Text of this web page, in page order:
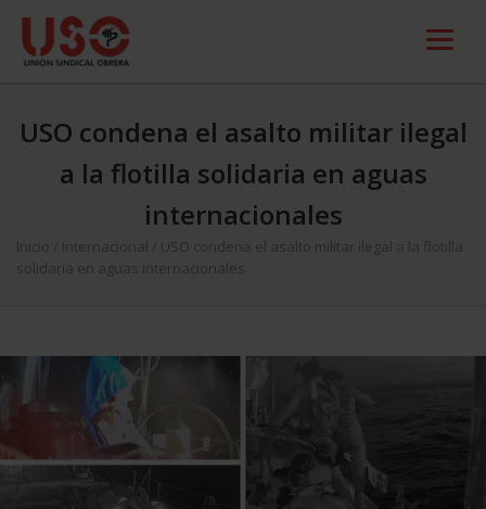
USO condena el asalto militar ilegal
a la flotilla solidaria en aguas
internacionales
Inicio Internacional
USO condena el asalto militar ilegal a la flotilla
solidaria en aguas internacionales